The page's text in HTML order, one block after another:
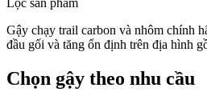
Gậy chạy trail carbon và nhôm chính
đầu gối và tăng ổn định trên địa hình
Chọn gậy theo nhu cầu